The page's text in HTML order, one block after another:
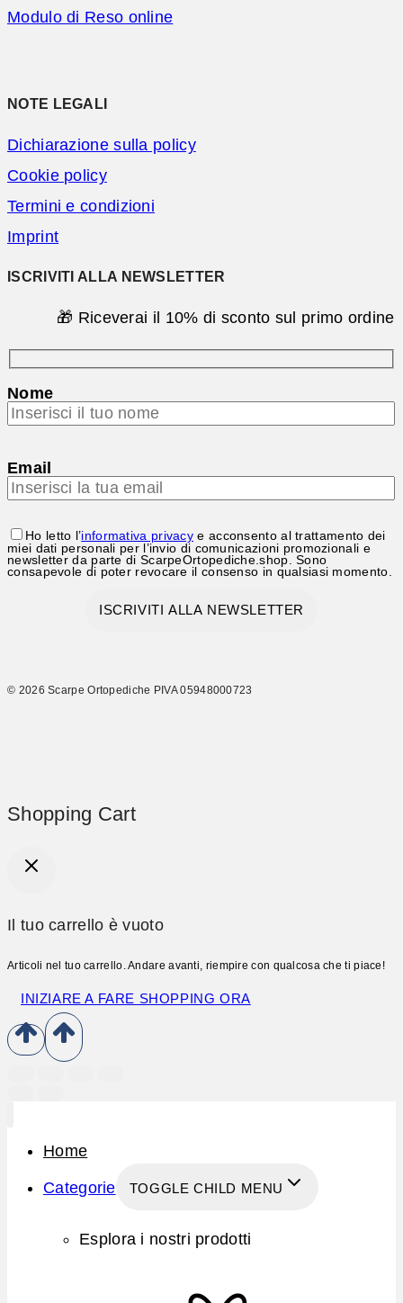
Modulo di Reso online
NOTE LEGALI
Dichiarazione sulla policy
Cookie policy
Termini e condizioni
Imprint
ISCRIVITI ALLA NEWSLETTER
🎁 Riceverai il 10% di sconto sul primo ordine
Nome
Email
Ho letto l’informativa privacy e acconsento al trattamento dei
miei dati personali per l’invio di comunicazioni promozionali e
newsletter da parte di ScarpeOrtopediche.shop. Sono
consapevole di poter revocare il consenso in qualsiasi momento.
© 2026 Scarpe Ortopediche PIVA 05948000723
Shopping Cart
Il tuo carrello è vuoto
Articoli nel tuo carrello. Andare avanti, riempire con qualcosa che ti piace!
INIZIARE A FARE SHOPPING ORA
Home
Categorie TOGGLE CHILD MENU
Esplora i nostri prodotti